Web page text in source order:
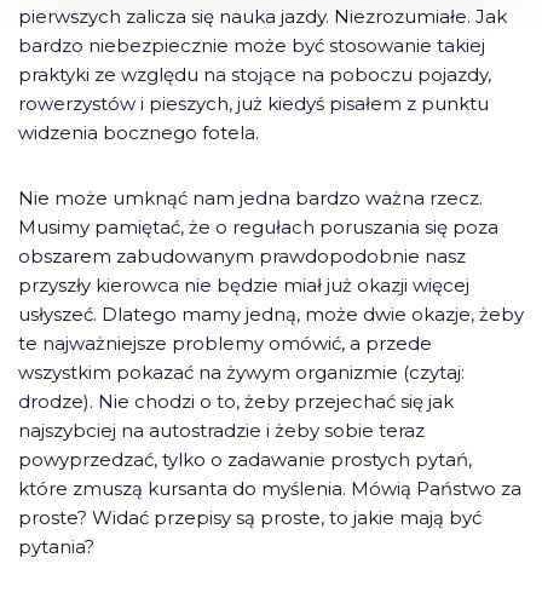
pierwszych zalicza się nauka jazdy. Niezrozumiałe. Jak
bardzo niebezpiecznie może być stosowanie takiej
praktyki ze względu na stojące na poboczu pojazdy,
rowerzystów i pieszych, już kiedyś pisałem z punktu
widzenia bocznego fotela.
Nie może umknąć nam jedna bardzo ważna rzecz.
Musimy pamiętać, że o regułach poruszania się poza
obszarem zabudowanym prawdopodobnie nasz
przyszły kierowca nie będzie miał już okazji więcej
usłyszeć. Dlatego mamy jedną, może dwie okazje, żeby
te najważniejsze problemy omówić, a przede
wszystkim pokazać na żywym organizmie (czytaj:
drodze). Nie chodzi o to, żeby przejechać się jak
najszybciej na autostradzie i żeby sobie teraz
powyprzedzać, tylko o zadawanie prostych pytań,
które zmuszą kursanta do myślenia. Mówią Państwo za
proste? Widać przepisy są proste, to jakie mają być
pytania?